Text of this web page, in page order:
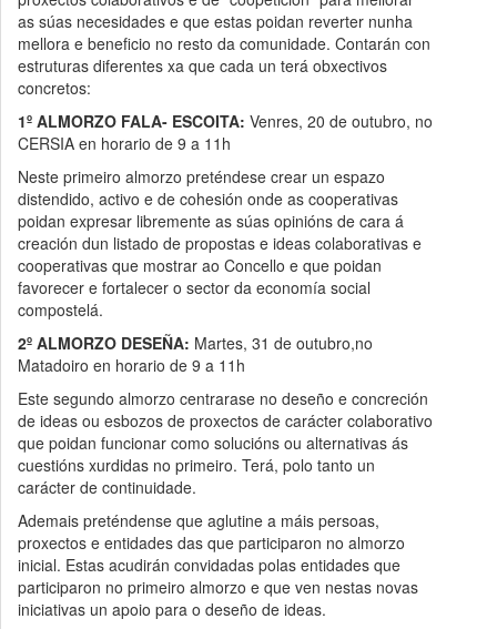
as súas necesidades e que estas poidan reverter nunha
mellora e beneficio no resto da comunidade. Contarán con
estruturas diferentes xa que cada un terá obxectivos
concretos:
1º ALMORZO FALA- ESCOITA: Venres, 20 de outubro, no
CERSIA en horario de 9 a 11h
Neste primeiro almorzo preténdese crear un espazo
distendido, activo e de cohesión onde as cooperativas
poidan expresar libremente as súas opinións de cara á
creación dun listado de propostas e ideas colaborativas e
cooperativas que mostrar ao Concello e que poidan
favorecer e fortalecer o sector da economía social
compostelá.
2º ALMORZO DESEÑA: Martes, 31 de outubro,no
Matadoiro en horario de 9 a 11h
Este segundo almorzo centrarase no deseño e concreción
de ideas ou esbozos de proxectos de carácter colaborativo
que poidan funcionar como solucións ou alternativas ás
cuestións xurdidas no primeiro. Terá, polo tanto un
carácter de continuidade.
Ademais preténdense que aglutine a máis persoas,
proxectos e entidades das que participaron no almorzo
inicial. Estas acudirán convidadas polas entidades que
participaron no primeiro almorzo e que ven nestas novas
iniciativas un apoio para o deseño de ideas.